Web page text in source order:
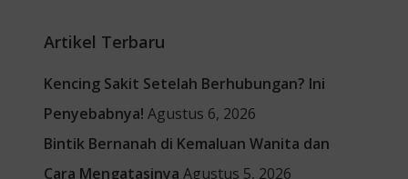
Artikel Terbaru
Kencing Sakit Setelah Berhubungan? Ini
Penyebabnya! Agustus 6, 2026
Bintik Bernanah di Kemaluan Wanita dan
Cara Mengatasinya Agustus 5, 2026